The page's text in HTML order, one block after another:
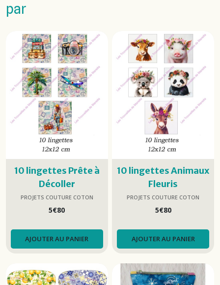
par
10 lingettes Prête à
Décoller
PROJETS COUTURE COTON
5€80
AJOUTER AU PANIER
10 lingettes Animaux
Fleuris
PROJETS COUTURE COTON
5€80
AJOUTER AU PANIER